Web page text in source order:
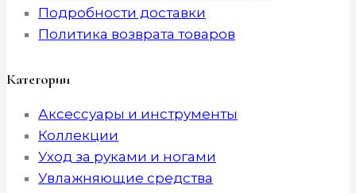
Подробности доставки
Политика возврата товаров
Категории
Аксессуары и инструменты
Коллекции
Уход за руками и ногами
Увлажняющие средства